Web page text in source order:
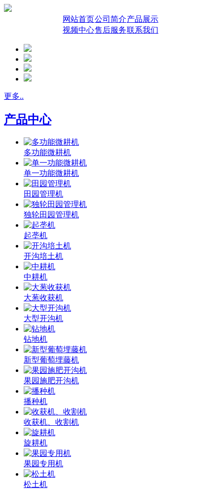
网站首页公司简介产品展示
视频中心售后服务联系我们
更多..
产品中心
多功能微耕机
单一功能微耕机
田园管理机
独轮田园管理机
起垄机
开沟培土机
中耕机
大葱收获机
大型开沟机
钻地机
新型葡萄埋藤机
果园施肥开沟机
播种机
收获机、收割机
旋耕机
果园专用机
松土机